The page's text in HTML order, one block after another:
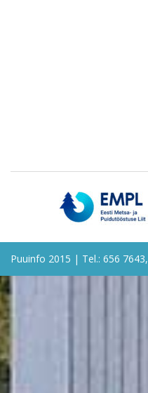
Puuinfo 2015 | Tel.: 656 7643,